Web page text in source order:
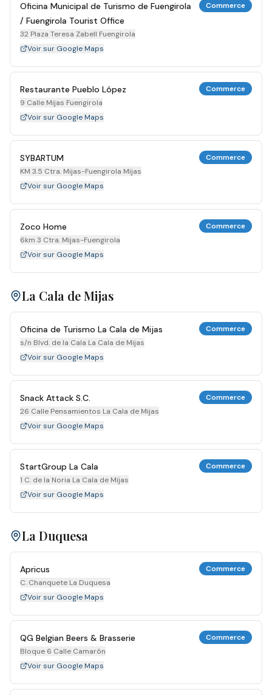
Oficina Municipal de Turismo de Fuengirola
/ Fuengirola Tourist Office
32 Plaza Teresa Zabell Fuengirola
Commerce
Voir sur Google Maps
Restaurante Pueblo López
9 Calle Mijas Fuengirola
Commerce
Voir sur Google Maps
SYBARTUM
KM 3.5 Ctra. Mijas-Fuengirola Mijas
Commerce
Voir sur Google Maps
Zoco Home
6km 3 Ctra. Mijas-Fuengirola
Commerce
Voir sur Google Maps
La Cala de Mijas
Oficina de Turismo La Cala de Mijas
s/n Blvd. de la Cala La Cala de Mijas
Commerce
Voir sur Google Maps
Snack Attack S.C.
26 Calle Pensamientos La Cala de Mijas
Commerce
Voir sur Google Maps
StartGroup La Cala
1 C. de la Noria La Cala de Mijas
Commerce
Voir sur Google Maps
La Duquesa
Apricus
C. Chanquete La Duquesa
Commerce
Voir sur Google Maps
QG Belgian Beers & Brasserie
Bloque 6 Calle Camarón
Commerce
Voir sur Google Maps